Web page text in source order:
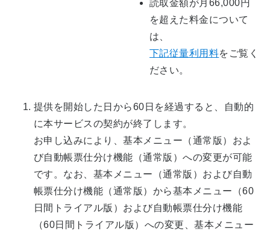
読取金額が月66,000円
を超えた料金について
は、
下記従量利用料をご覧く
ださい。
提供を開始した日から60日を経過すると、自動的
に本サービスの契約が終了します。
お申し込みにより、基本メニュー（通常版）およ
び自動帳票仕分け機能（通常版）への変更が可能
です。なお、基本メニュー（通常版）および自動
帳票仕分け機能（通常版）から基本メニュー（60
日間トライアル版）および自動帳票仕分け機能
（60日間トライアル版）への変更、基本メニュー